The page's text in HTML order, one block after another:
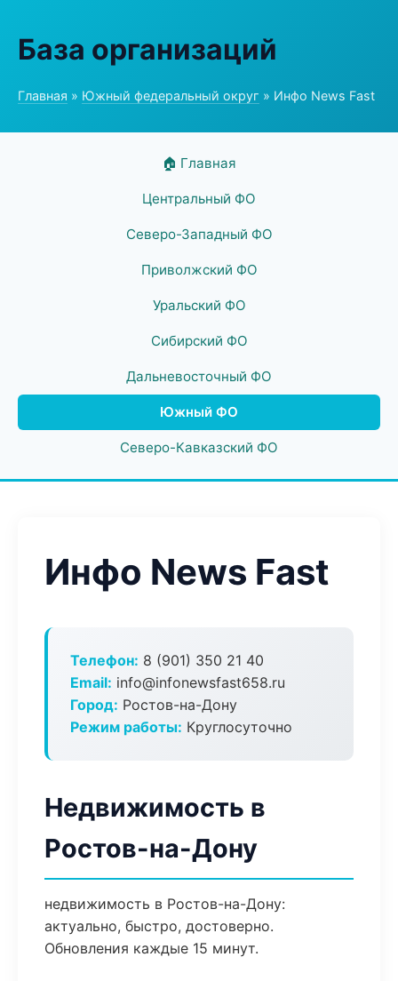
База организаций
Главная » Южный федеральный округ » Инфо News Fast
🏠 Главная
Центральный ФО
Северо-Западный ФО
Приволжский ФО
Уральский ФО
Сибирский ФО
Дальневосточный ФО
Южный ФО
Северо-Кавказский ФО
Инфо News Fast
Телефон: 8 (901) 350 21 40
Email: info@infonewsfast658.ru
Город: Ростов-на-Дону
Режим работы: Круглосуточно
Недвижимость в
Ростов-на-Дону
недвижимость в Ростов-на-Дону:
актуально, быстро, достоверно.
Обновления каждые 15 минут.